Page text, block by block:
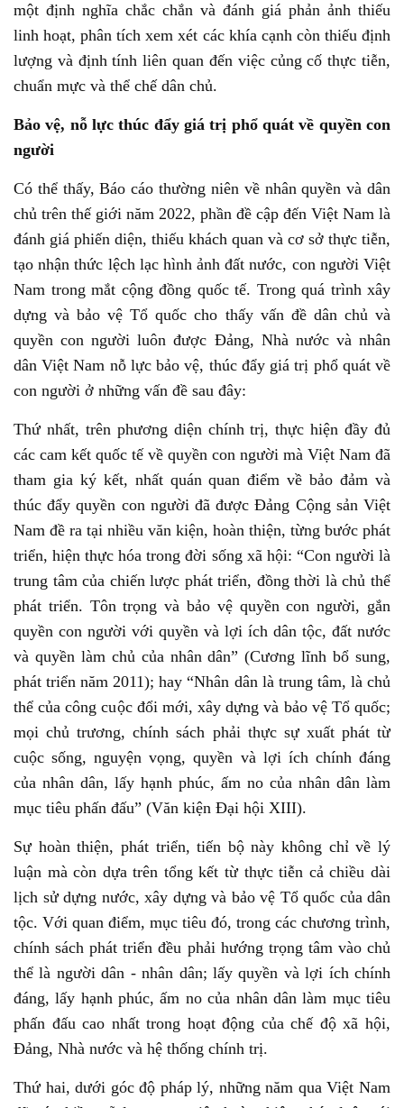
một định nghĩa chắc chắn và đánh giá phản ảnh thiếu
linh hoạt, phân tích xem xét các khía cạnh còn thiếu định
lượng và định tính liên quan đến việc củng cố thực tiễn,
chuẩn mực và thể chế dân chủ.
Bảo vệ, nỗ lực thúc đẩy giá trị phổ quát về quyền con
người
Có thể thấy, Báo cáo thường niên về nhân quyền và dân
chủ trên thế giới năm 2022, phần đề cập đến Việt Nam là
đánh giá phiến diện, thiếu khách quan và cơ sở thực tiễn,
tạo nhận thức lệch lạc hình ảnh đất nước, con người Việt
Nam trong mắt cộng đồng quốc tế. Trong quá trình xây
dựng và bảo vệ Tổ quốc cho thấy vấn đề dân chủ và
quyền con người luôn được Đảng, Nhà nước và nhân
dân Việt Nam nỗ lực bảo vệ, thúc đẩy giá trị phổ quát về
con người ở những vấn đề sau đây:
Thứ nhất, trên phương diện chính trị, thực hiện đầy đủ
các cam kết quốc tế về quyền con người mà Việt Nam đã
tham gia ký kết, nhất quán quan điểm về bảo đảm và
thúc đẩy quyền con người đã được Đảng Cộng sản Việt
Nam đề ra tại nhiều văn kiện, hoàn thiện, từng bước phát
triển, hiện thực hóa trong đời sống xã hội: “Con người là
trung tâm của chiến lược phát triển, đồng thời là chủ thể
phát triển. Tôn trọng và bảo vệ quyền con người, gắn
quyền con người với quyền và lợi ích dân tộc, đất nước
và quyền làm chủ của nhân dân” (Cương lĩnh bổ sung,
phát triển năm 2011); hay “Nhân dân là trung tâm, là chủ
thể của công cuộc đổi mới, xây dựng và bảo vệ Tổ quốc;
mọi chủ trương, chính sách phải thực sự xuất phát từ
cuộc sống, nguyện vọng, quyền và lợi ích chính đáng
của nhân dân, lấy hạnh phúc, ấm no của nhân dân làm
mục tiêu phấn đấu” (Văn kiện Đại hội XIII).
Sự hoàn thiện, phát triển, tiến bộ này không chỉ về lý
luận mà còn dựa trên tổng kết từ thực tiễn cả chiều dài
lịch sử dựng nước, xây dựng và bảo vệ Tổ quốc của dân
tộc. Với quan điểm, mục tiêu đó, trong các chương trình,
chính sách phát triển đều phải hướng trọng tâm vào chủ
thể là người dân - nhân dân; lấy quyền và lợi ích chính
đáng, lấy hạnh phúc, ấm no của nhân dân làm mục tiêu
phấn đấu cao nhất trong hoạt động của chế độ xã hội,
Đảng, Nhà nước và hệ thống chính trị.
Thứ hai, dưới góc độ pháp lý, những năm qua Việt Nam